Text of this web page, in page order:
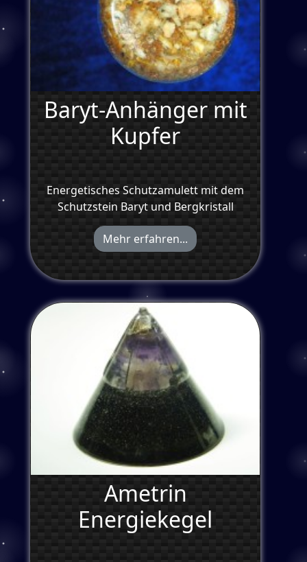
Baryt-Anhänger mit
Kupfer
Energetisches Schutzamulett mit dem
Schutzstein Baryt und Bergkristall
Mehr erfahren...
Ametrin
Energiekegel